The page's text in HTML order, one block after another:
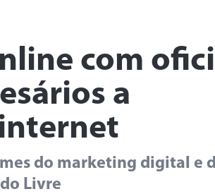
com
a
do marketing digital e
Livre